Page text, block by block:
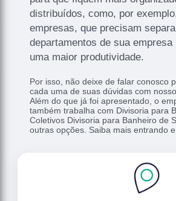
distribuídos, como, por
empresas, que precisam
departamentos de sua empresa
uma maior produtividade.
Por isso, não deixe de falar conosco
cada uma de suas dúvidas com
Além do que já foi apresentado, o
também trabalha com Divisoria para
Coletivos Divisoria para Banheiro de
outras opções. Saiba mais entrando